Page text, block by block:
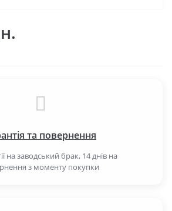
та повернення
на заводський брак, 14 днів на
з моменту покупки